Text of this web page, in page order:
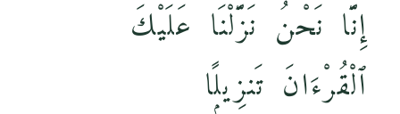
إِنَّا نَحْنُ نَزَّلْنَا عَلَيْكَ
ٱلْقُرْءَانَ تَنزِيلًۭا